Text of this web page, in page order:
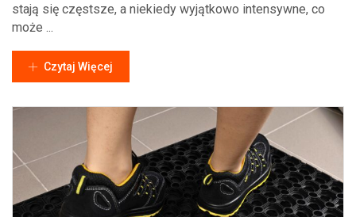
stają się częstsze, a niekiedy wyjątkowo intensywne, co
może ...
Czytaj Więcej